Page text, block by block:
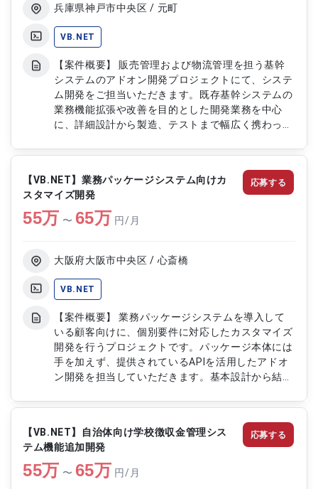
施および結果確認 ・不具合調査および改修対応 ・
書および開発ドキュメントの作成 ・関係者との仕
様確認および調整業務
兵庫県神戸市中央区 / 元町
VB.NET
【案件概要】 販売管理および物流管理を担う基幹
システムのアドオン開発プロジェクトにて、システ
ム開発をご担当いただきます。既存基幹システムの
業務機能拡張や改善を目的とした開発業務を中心
に、詳細設計から製造、テストまで幅広く携わって
参画しながら、業務要件に沿ったシステム開発を推
よび物流管理システム向けアドオン機能の開発 ・
基幹システムの機能追加および改修対応 ・業務要
件に基づくシステム設計支援 ・詳細設計書の作成
および修正 ・基本設計工程における設計支援 ・
および影響範囲の分析 ・単体テストおよび結合テ
結果の確認および品質向上対応 ・各種設計書、仕
様書および関連ドキュメントの作成 ・関係者との
仕様確認および調整業務
【VB.NET】業務パッケージシステム向けカ
スタマイズ開発
55万 〜 65万 円/月
大阪府大阪市中央区 / 心斎橋
VB.NET
【案件概要】 業務パッケージシステムを導入して
いる顧客向けに、個別要件に対応したカスタマイズ
開発を行うプロジェクトです。パッケージ本体には
手を加えず、提供されているAPIを活用したアドオ
ン開発を担当していただきます。基本設計から結合
機能の設計・実装を行っていただきます。 【作業
内容】 ・業務パッケージシステムの顧客向けカス
タマイズ開発 ・パッケージ提供APIを利用した画面
機能の設計および実装 ・顧客要件に基づくアドオ
ン機能の開発 ・基本設計書の作成および設計内容
の整理 ・詳細設計、製造、単体テストの実施 ・結
応募する
【VB.NET】自治体向け学校徴収金管理シス
テム機能追加開発
55万 〜 65万 円/月
応募する